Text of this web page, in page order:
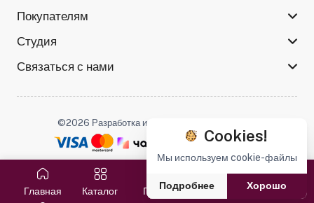
Главная Каталог Поиск Избранное Корзина
Покупателям
Студия
Связаться с нами
©2026 Разработка и поддержка -
Мы в соцсетях :
Cookies!
Мы используем cookie-файлы
Подробнее Хорошо